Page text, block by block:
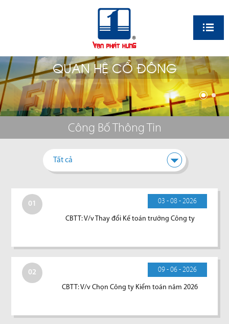
QUAN HỆ CỔ ĐÔNG
Công Bố Thông Tin
Tất cả
01 03 - 08 - 2026
CBTT: V/v Thay đổi Kế toán trưởng Công ty
02 09 - 06 - 2026
CBTT: V/v Chọn Công ty Kiểm toán năm 2026